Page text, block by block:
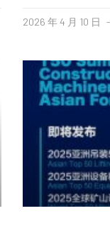
2026 年 4 月 10 日